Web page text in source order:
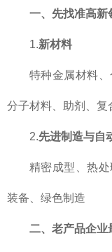
一、先找准高新
1.新材料
特种金属材料
分子材料、助剂、复
2.先进制造与自
精密成型、热
装备、绿色制造
二、老产品企业